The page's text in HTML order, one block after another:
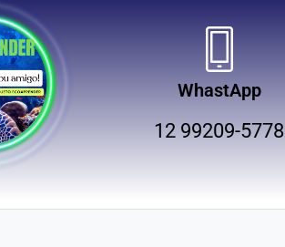
WhastApp
12 99209-5778